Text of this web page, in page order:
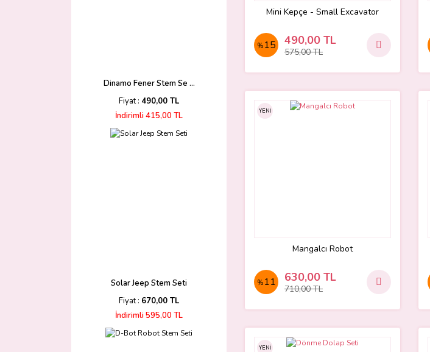
Dinamo Fener Stem Se ...
Fiyat : 490,00 TL
İndirimli 415,00 TL
Solar Jeep Stem Seti
Fiyat : 670,00 TL
İndirimli 595,00 TL
Mini Kepçe - Small Excavator
% 15 490,00 TL
575,00 TL
YENİ
Mangalcı Robot
% 11 630,00 TL
710,00 TL
YENİ